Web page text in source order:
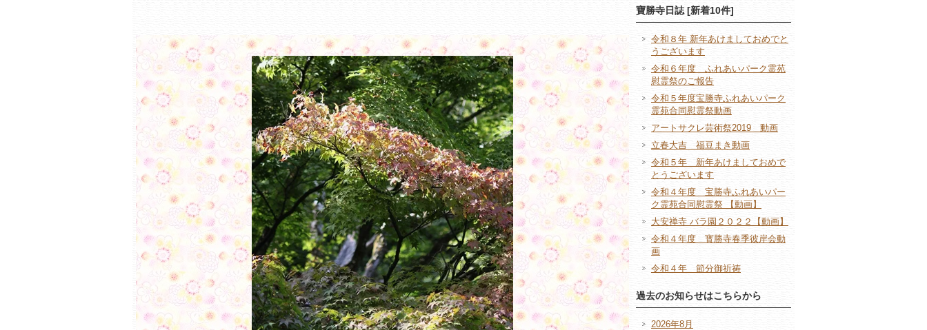
寶勝寺日誌 [新着10件]
令和８年 新年あけましておめでと
うございます
令和６年度 ふれあいパーク霊苑
慰霊祭のご報告
令和５年度宝勝寺ふれあいパーク
霊苑合同慰霊祭動画
アートサクレ芸術祭2019 動画
立春大吉 福豆まき動画
令和５年 新年あけましておめで
とうございます
令和４年度 宝勝寺ふれあいパー
ク霊苑合同慰霊祭 【動画】
大安禅寺 バラ園２０２２【動画】
令和４年度 寳勝寺春季彼岸会動
画
令和４年 節分御祈祷
過去のお知らせはこちらから
2026年8月